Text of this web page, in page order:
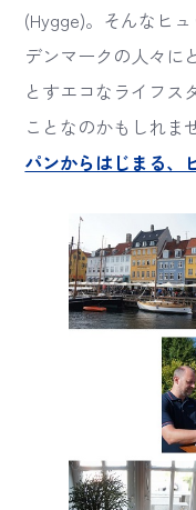
(Hygge)。そんなヒ
デンマークの人々に
とすエコなライフス
ことなのかもしれま
パンからはじまる、